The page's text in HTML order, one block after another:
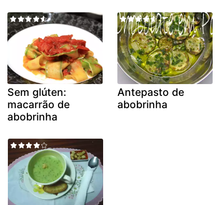
Sem glúten:
macarrão de
abobrinha
Antepasto de
abobrinha